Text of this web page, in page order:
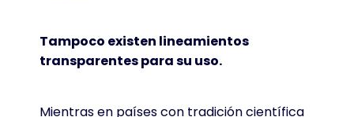
Tampoco existen lineamientos
transparentes para su uso.
Mientras en países con tradición científica